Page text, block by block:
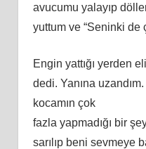
avucumu yalayıp
yuttum ve “Seninki de
Engin yattığı yerden
dedi. Yanına
kocamın çok
fazla yapmadığı bir
sarılıp beni sevmeye